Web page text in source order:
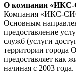
О компании
Компания «ИКС-
Основным
предоставление
служб (услуги
территории города
предоставляет как
начиная с 2003 года.